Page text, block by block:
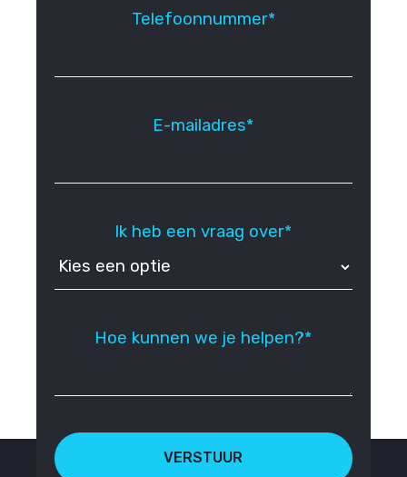
Telefoonnummer*
E-mailadres*
Ik heb een vraag over*
Hoe kunnen we je helpen?*
VERSTUUR